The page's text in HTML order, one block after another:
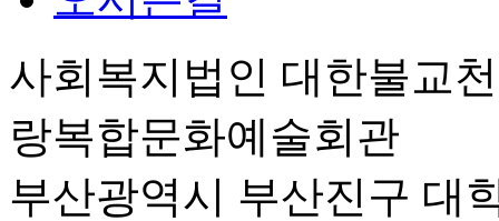
사회복지법인 대한불교
랑복합문화예술회관
부산광역시 부산진구 대